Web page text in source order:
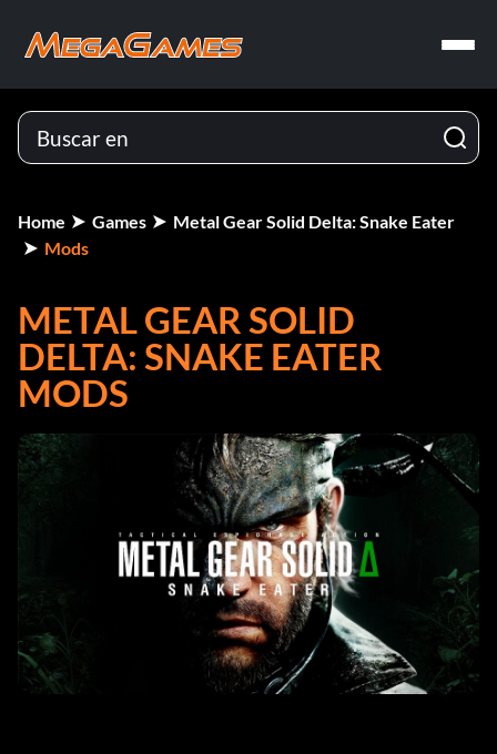
Home Games
Metal Gear Solid Delta: Snake Eater
Mods
METAL GEAR SOLID
DELTA: SNAKE EATER
MODS